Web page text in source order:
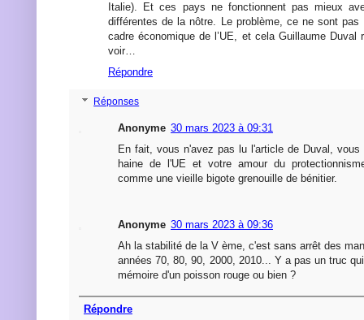
Italie). Et ces pays ne fonctionnent pas mieux
différentes de la nôtre. Le problème, ce ne sont
cadre économique de l’UE, et cela Guillaume
voir…
Répondre
Réponses
Anonyme 30 mars 2023 à 09:31
En fait, vous n'avez pas lu l'article de Duval,
haine de l'UE et votre amour du
comme une vieille bigote grenouille de bénitier.
Anonyme 30 mars 2023 à 09:36
Ah la stabilité de la V ème, c'est sans arrêt des
années 70, 80, 90, 2000, 2010... Y a pas un truc
mémoire d'un poisson rouge ou bien ?
Répondre